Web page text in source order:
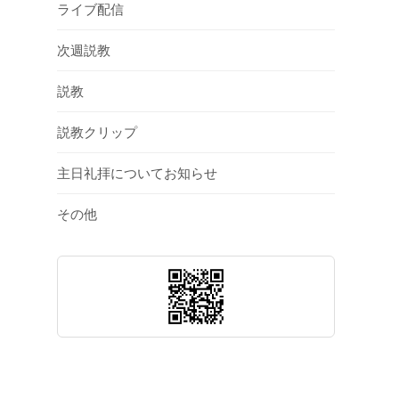
ライブ配信
次週説教
説教
説教クリップ
主日礼拝についてお知らせ
その他